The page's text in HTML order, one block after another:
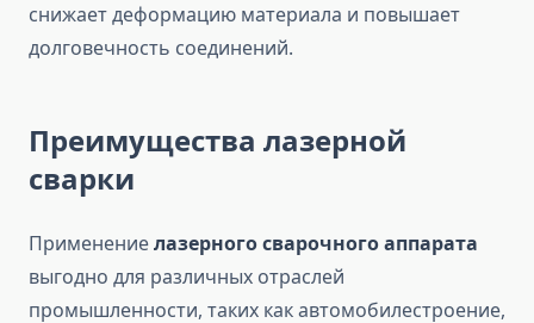
снижает деформацию материала и повышает
долговечность соединений.
Преимущества лазерной
сварки
Применениелазерного сварочного аппарата
выгодно для различных отраслей
промышленности, таких как автомобилестроение,